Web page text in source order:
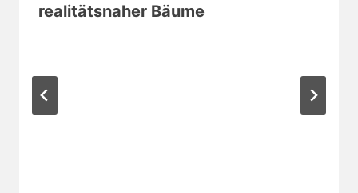
realitätsnaher Bäume